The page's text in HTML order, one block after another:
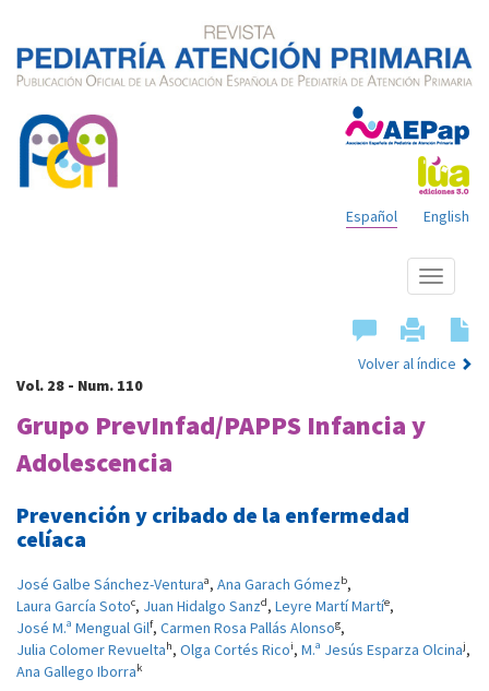
English
Español
Mostrar
menú
Volver al índice
Vol. 28 - Num. 110
Grupo PrevInfad/PAPPS Infancia y
Adolescencia
Prevención y cribado de la enfermedad
celíaca
José Galbe Sánchez-Venturaa, Ana Garach Gómezb,
Laura García Sotoc, Juan Hidalgo Sanzd, Leyre Martí Martíe,
José M.ª Mengual Gilf, Carmen Rosa Pallás Alonsog,
Julia Colomer Revueltah, Olga Cortés Ricoi, M.ª Jesús Esparza Olcinaj,
Ana Gallego Iborrak